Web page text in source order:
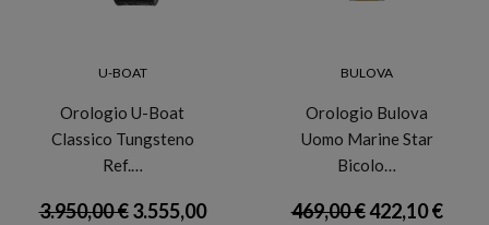
U-BOAT
Orologio U-Boat
Classico Tungsteno
Ref.…
3.950,00 €3.555,00
BULOVA
Orologio Bulova
Uomo Marine Star
Bicolo…
469,00 €422,10 €